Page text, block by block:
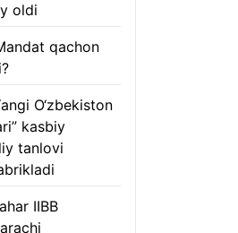
oldi
qachon
O‘zbekiston
kasbiy
tanlovi
IIBB